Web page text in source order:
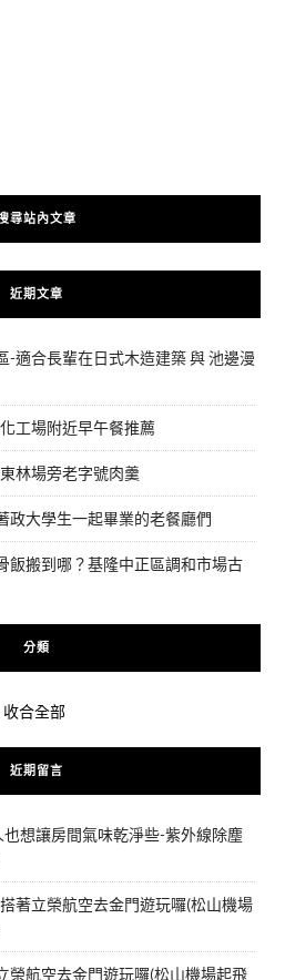
尋站內文章
近期文章
-適合長輩在日式木造建築 與 池邊漫
工場附近早午餐推薦
林場旁老字號肉羹
政大學生一起畢業的老餐廳們
飯搬到哪？基隆中正區調和市場古
分類
收合全部
近期留言
也想讓房間氣味乾淨些-紫外線除塵
搭著立榮航空去金門遊玩囉(松山機場
榮航空去金門遊玩囉(松山機場起飛